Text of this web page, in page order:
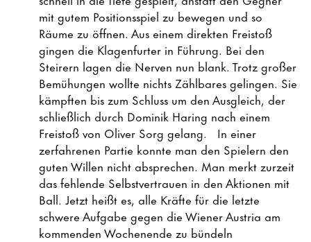
mit gutem Positionsspiel zu bewegen und so
Räume zu öffnen. Aus einem direkten Freistoß
gingen die Klagenfurter in Führung. Bei den
Steirern lagen die Nerven nun blank. Trotz großer
Bemühungen wollte nichts Zählbares gelingen. Sie
kämpften bis zum Schluss um den Ausgleich, der
schließlich durch Dominik Haring nach einem
Freistoß von Oliver Sorg gelang. In einer
zerfahrenen Partie konnte man den Spielern den
guten Willen nicht absprechen. Man merkt zurzeit
das fehlende Selbstvertrauen in den Aktionen mit
Ball. Jetzt heißt es, alle Kräfte für die letzte
schwere Aufgabe gegen die Wiener Austria am
kommenden Wochenende zu bündeln